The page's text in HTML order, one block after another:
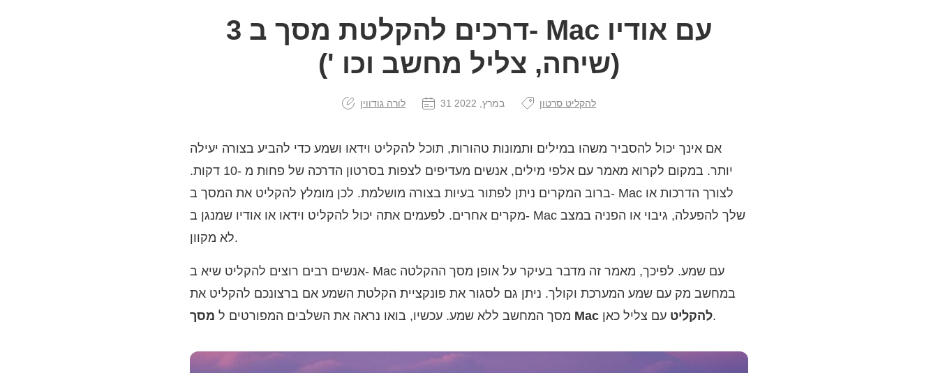
3 דרכים להקלטת מסך ב- Mac עם אודיו
(שיחה, צליל מחשב וכו ')
לורה גודווין 31 במרץ, 2022 להקליט סרטון
אם אינך יכול להסביר משהו במילים ותמונות טהורות, תוכל להקליט וידאו ושמע כדי להביע בצורה יעילה
יותר. במקום לקרוא מאמר עם אלפי מילים, אנשים מעדיפים לצפות בסרטון הדרכה של פחות מ -10 דקות.
ברוב המקרים ניתן לפתור בעיות בצורה מושלמת. לכן מומלץ להקליט את המסך ב- Mac לצורך הדרכות או
מקרים אחרים. לפעמים אתה יכול להקליט וידאו או אודיו שמנגן ב- Mac שלך להפעלה, גיבוי או הפניה במצב
לא מקוון.
אנשים רבים רוצים להקליט שיא ב- Mac עם שמע. לפיכך, מאמר זה מדבר בעיקר על אופן מסך ההקלטה
במחשב מק עם שמע המערכת וקולך. ניתן גם לסגור את פונקציית הקלטת השמע אם ברצונכם להקליט את
מסך המחשב ללא שמע. עכשיו, בואו נראה את השלבים המפורטים ל
מסך Mac להקליטעם צליל כאן.